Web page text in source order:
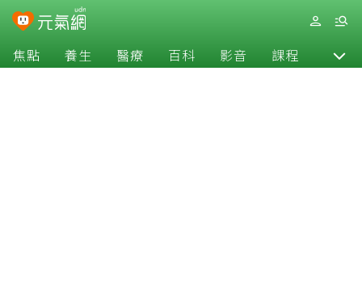
焦點 養生 醫療 百科 影音 課程 退休